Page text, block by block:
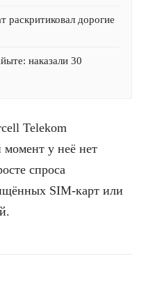
раскритиковал дорогие
наказали 30
Telekom
момент у неё нет
спроса
SIM-карт или